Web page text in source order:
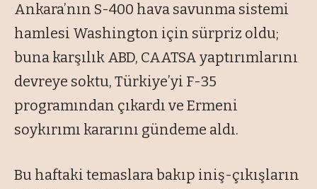
Ankara’nın S-400 hava savunma sistemi
hamlesi Washington için sürpriz oldu;
buna karşılık ABD, CAATSA yaptırımlarını
devreye soktu, Türkiye’yi F-35
programından çıkardı ve Ermeni
soykırımı kararını gündeme aldı.
Bu haftaki temaslara bakıp iniş-çıkışların